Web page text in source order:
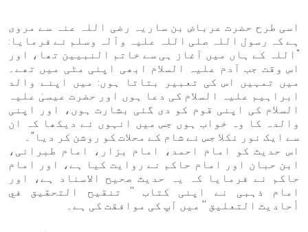
اسی طرح حضرت عرباض بن ساریہ رضی اللہ عنہ سے مروی
ہے کہ رسول اللہ صلی اللہ علیہ وآلہ وسلم نے فرمایا:
"اللہ کے ہاں میں آغاز ہی سے خاتم النبیین تھا، اور
اس وقت جب آدم علیہ السلام ابھی اپنی مٹی میں تھے۔
میں تمہیں اس کی تعبیر بتاتا ہوں: میں اپنے والد
ابراہیم علیہ السلام کی دعا ہوں اور حضرت عیسیٰ علیہ
السلام کی اپنی قوم کو دی گئی بشارت ہوں، اور اپنی
والدہ کا وہ خواب ہوں جس میں انہوں نے دیکھا کہ ان
سے ایک نور نکلا جس نے شام کے محلات کو روشن کر دیا"۔
اس حدیث کو امام احمد، امام بزار، امام طبرانی،
ابن حبان اور امام حاکم نے روایت کیا ہے، اور امام
حاکم نے فرمایا کہ یہ حدیث صحیح الاسناد ہے، اور
امام ذہبی نے اپنی کتاب '' تنقيح التحقيق في
أحاديث التعليق '' میں آپ کی موافقت کی ہے۔